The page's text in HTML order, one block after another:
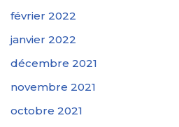
février 2022
janvier 2022
décembre 2021
novembre 2021
octobre 2021